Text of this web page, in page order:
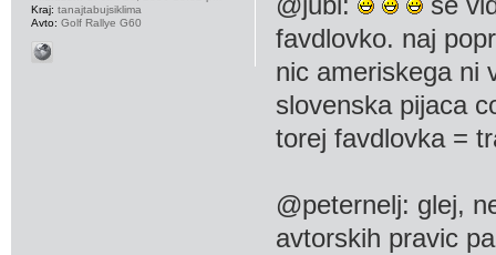
@jubi:
se
favdlovko. naj
nic ameriskega ni
slovenska pijaca
torej favdlovka =
@peternelj: glej,
avtorskih pravic
Kraj: tanajtabujsiklima
Avto: Golf Rallye G60